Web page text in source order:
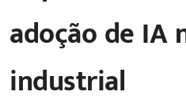
adoção de IA
industrial